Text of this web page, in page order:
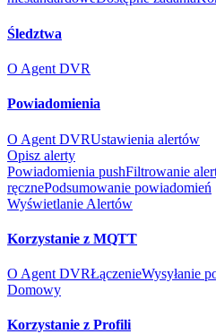
Śledztwa
O Agent DVR
Powiadomienia
O Agent DVRUstawienia alertów
Opisz alerty
Powiadomienia pushFiltrowanie
ręcznePodsumowanie powiadomień
Wyświetlanie Alertów
Korzystanie z MQTT
O Agent DVRŁączenieWysyłanie
Domowy
Korzystanie z Profili